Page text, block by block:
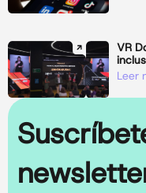
VR
Leer